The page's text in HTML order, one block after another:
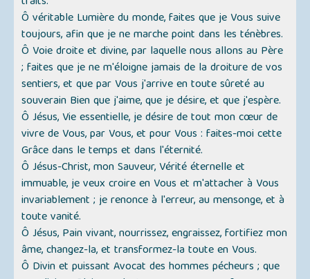
Ô véritable Lumière du monde, faites que je Vous suive
toujours, afin que je ne marche point dans les ténèbres.
Ô Voie droite et divine, par laquelle nous allons au Père
; faites que je ne m'éloigne jamais de la droiture de vos
sentiers, et que par Vous j'arrive en toute sûreté au
souverain Bien que j'aime, que je désire, et que j'espère.
Ô Jésus, Vie essentielle, je désire de tout mon cœur de
vivre de Vous, par Vous, et pour Vous : faites-moi cette
Grâce dans le temps et dans l'éternité.
Ô Jésus-Christ, mon Sauveur, Vérité éternelle et
immuable, je veux croire en Vous et m'attacher à Vous
invariablement ; je renonce à l'erreur, au mensonge, et à
toute vanité.
Ô Jésus, Pain vivant, nourrissez, engraissez, fortifiez mon
âme, changez-la, et transformez-la toute en Vous.
Ô Divin et puissant Avocat des hommes pécheurs ; que